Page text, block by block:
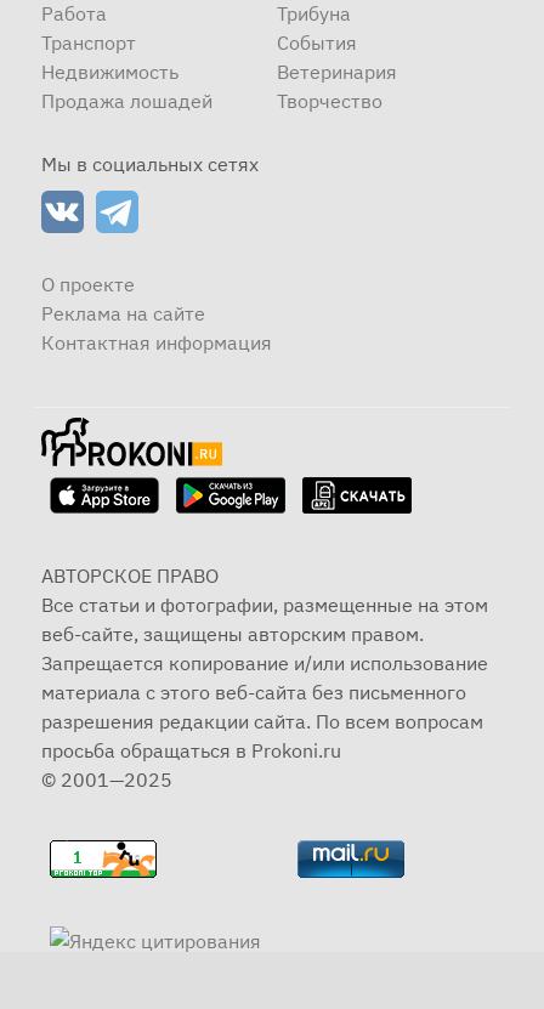
Работа
Транспорт
Недвижимость
Продажа лошадей
Трибуна
События
Ветеринария
Творчество
Мы в социальных сетях
О проекте
Реклама на сайте
Контактная информация
АВТОРСКОЕ ПРАВО
Все статьи и фотографии, размещенные на этом
веб-сайте, защищены авторским правом.
Запрещается копирование и/или использование
материала с этого веб-сайта без письменного
разрешения редакции сайта. По всем вопросам
просьба обращаться в Prokoni.ru
© 2001—2025